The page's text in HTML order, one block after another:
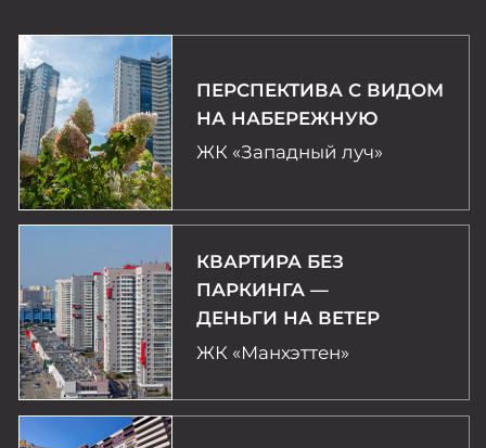
НАХОДИТЬСЯ В ЦЕНТРЕ
ПРИТЯЖЕНИЯ
Экорайон
С ТЕРРАСЫ НА КРЫШЕ
Загородный район
«ТвояПривилегия»
ЗЕЛЕНЫЙ,
КОМФОРТНЫЙ,
ДОСТУПНЫЙ, ТВОЙ
ЖК «Парковый Премиум»
МЕСТО, ГДЕ БУДЕТ